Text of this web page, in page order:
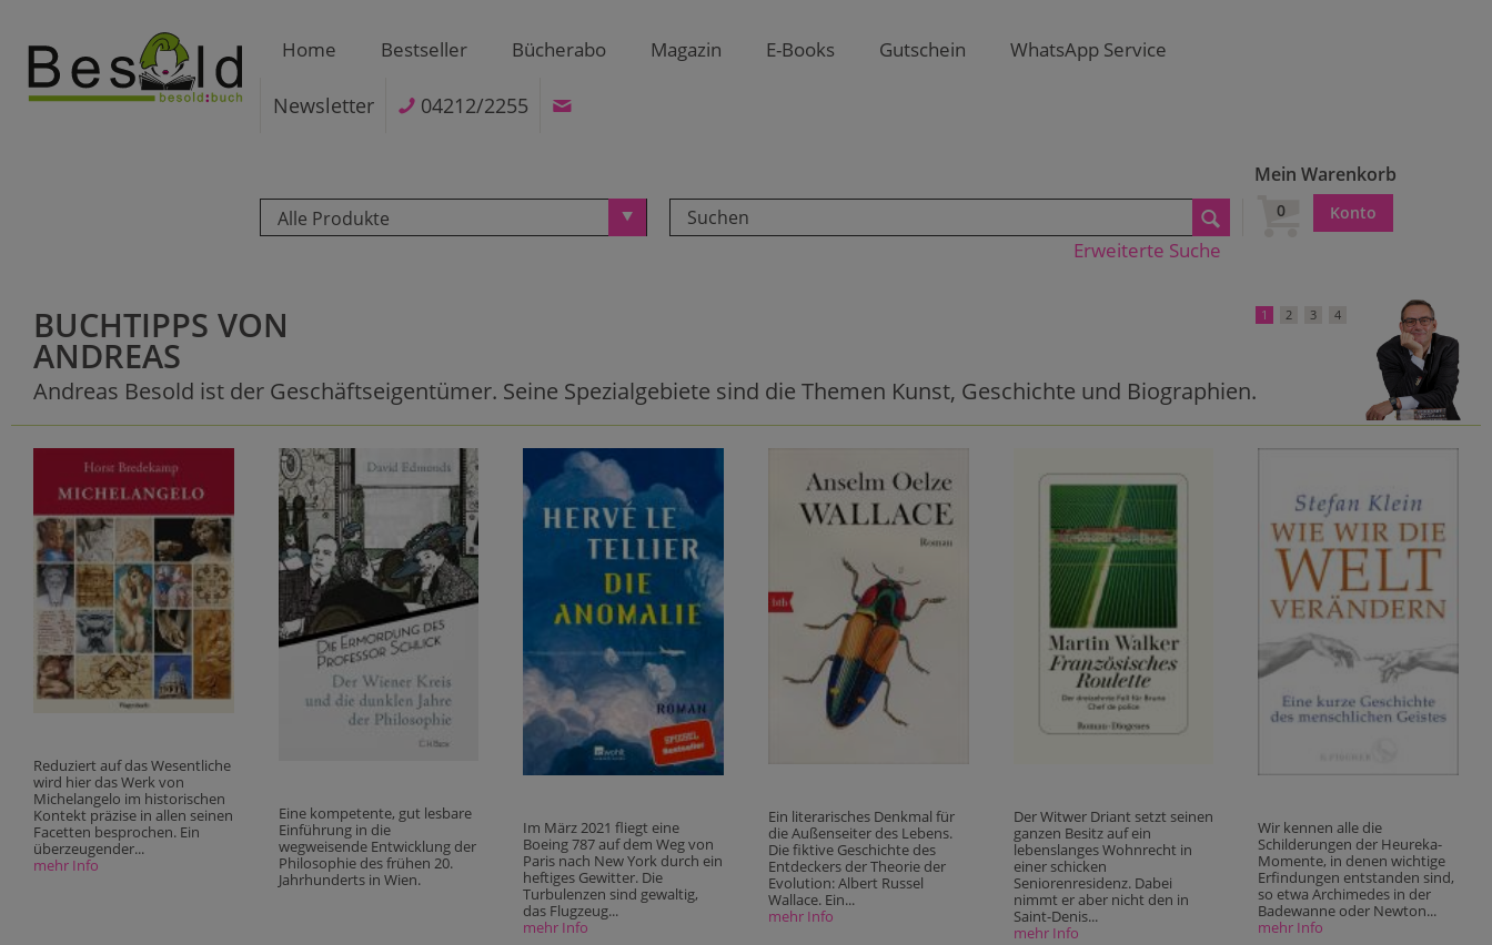
Home Bestseller Bücherabo Magazin E-Books Gutschein WhatsApp Service
Newsletter 04212/2255
Alle Produkte
Mein Warenkorb
0 Konto
Erweiterte Suche
BUCHTIPPS VON
ANDREAS
Andreas Besold ist der Geschäftseigentümer. Seine Spezialgebiete sind die Themen Kunst, Geschichte und Biographien.
1 2 3 4
Reduziert auf das Wesentliche
wird hier das Werk von
Michelangelo im historischen
Kontekt präzise in allen seinen
Facetten besprochen. Ein
überzeugender...
mehr Info
Eine kompetente, gut lesbare
Einführung in die
wegweisende Entwicklung der
Philosophie des frühen 20.
Jahrhunderts in Wien.
Im März 2021 fliegt eine
Boeing 787 auf dem Weg von
Paris nach New York durch ein
heftiges Gewitter. Die
Turbulenzen sind gewaltig,
das Flugzeug...
mehr Info
Ein literarisches Denkmal für
die Außenseiter des Lebens.
Die fiktive Geschichte des
Entdeckers der Theorie der
Evolution: Albert Russel
Wallace. Ein...
mehr Info
Der Witwer Driant setzt seinen
ganzen Besitz auf ein
lebenslanges Wohnrecht in
einer schicken
Seniorenresidenz. Dabei
nimmt er aber nicht den in
Saint-Denis...
mehr Info
Wir kennen alle die
Schilderungen der Heureka-
Momente, in denen wichtige
Erfindungen entstanden sind,
so etwa Archimedes in der
Badewanne oder Newton...
mehr Info